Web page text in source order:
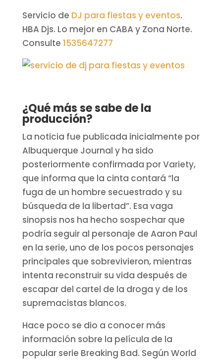
Servicio de DJ para fiestas y eventos.
HBA Djs. Lo mejor en CABA y Zona Norte.
Consulte 1535647277
¿Qué más se sabe de la
producción?
La noticia fue publicada inicialmente por
Albuquerque Journal y ha sido
posteriormente confirmada por Variety,
que informa que la cinta contará “la
fuga de un hombre secuestrado y su
búsqueda de la libertad”. Esa vaga
sinopsis nos ha hecho sospechar que
podría seguir al personaje de Aaron Paul
en la serie, uno de los pocos personajes
principales que sobrevivieron, mientras
intenta reconstruir su vida después de
escapar del cartel de la droga y de los
supremacistas blancos.
Hace poco se dio a conocer más
información sobre la película de la
popular serie Breaking Bad. Según World